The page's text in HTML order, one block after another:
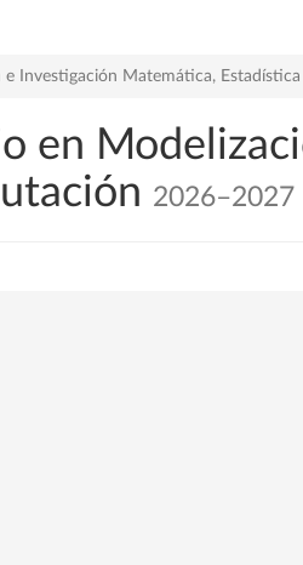
Investigación Matemática,
en
2026–2027